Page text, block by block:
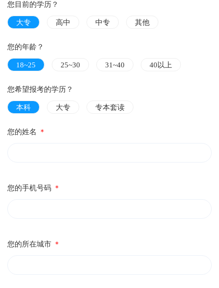
您目前的学历？
大专 高中 中专 其他
您的年龄？
18~25 25~30 31~40 40以上
您希望报考的学历？
本科 大专 专本套读
您的姓名 ＊
您的手机号码 ＊
您的所在城市 ＊